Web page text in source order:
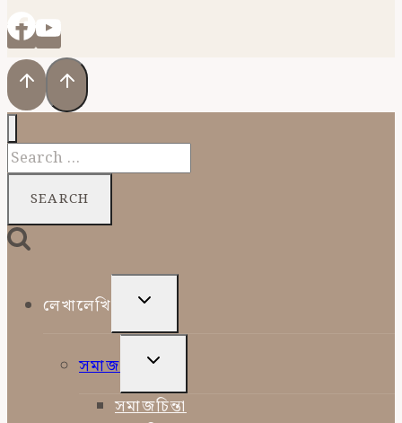
Search
for:
লেখালেখি
TOGGLE
MENU
সমাজ
TOGGLE
MENU
সমাজচিন্তা